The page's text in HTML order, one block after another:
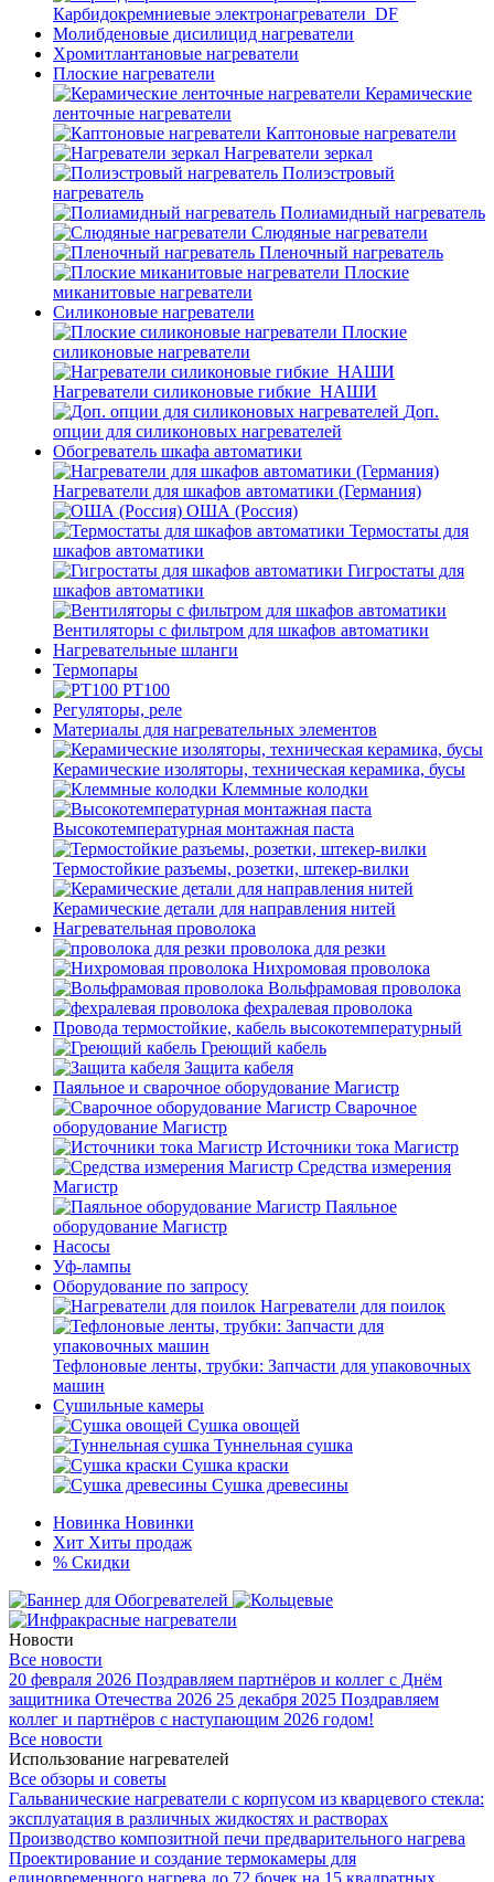
Карбидокремниевые электронагреватели_DF
Молибденовые дисилицид нагреватели
Хромитлантановые нагреватели
Плоские нагреватели
Керамические
ленточные нагреватели
Каптоновые нагреватели
Нагреватели зеркал
Полиэстровый
нагреватель
Полиамидный нагреватель
Слюдяные нагреватели
Пленочный нагреватель
Плоские
миканитовые нагреватели
Силиконовые нагреватели
Плоские
силиконовые нагреватели
Нагреватели силиконовые гибкие_НАШИ
Доп.
опции для силиконовых нагревателей
Обогреватель шкафа автоматики
Нагреватели для шкафов автоматики (Германия)
ОША (Россия)
Термостаты для
шкафов автоматики
Гигростаты для
шкафов автоматики
Вентиляторы с фильтром для шкафов автоматики
Нагревательные шланги
Термопары
PT100
Регуляторы, реле
Материалы для нагревательных элементов
Керамические изоляторы, техническая керамика, бусы
Клеммные колодки
Высокотемпературная монтажная паста
Термостойкие разъемы, розетки, штекер-вилки
Керамические детали для направления нитей
Нагревательная проволока
проволока для резки
Нихромовая проволока
Вольфрамовая проволока
фехралевая проволока
Провода термостойкие, кабель высокотемпературный
Греющий кабель
Защита кабеля
Паяльное и сварочное оборудование Магистр
Сварочное
оборудование Магистр
Источники тока Магистр
Средства измерения
Магистр
Паяльное
оборудование Магистр
Насосы
Уф-лампы
Оборудование по запросу
Нагреватели для поилок
Тефлоновые ленты, трубки: Запчасти для упаковочных
машин
Сушильные камеры
Сушка овощей
Туннельная сушка
Сушка краски
Сушка древесины
Новинка Новинки
Хит Хиты продаж
% Скидки
Новости
Все новости
20 февраля 2026 Поздравляем партнёров и коллег с Днём
защитника Отечества 2026 25 декабря 2025 Поздравляем
коллег и партнёров с наступающим 2026 годом!
Все новости
Использование нагревателей
Все обзоры и советы
Гальванические нагреватели с корпусом из кварцевого стекла:
эксплуатация в различных жидкостях и растворах
Производство композитной печи предварительного нагрева
Проектирование и создание термокамеры для
единовременного нагрева до 72 бочек на 15 квадратных